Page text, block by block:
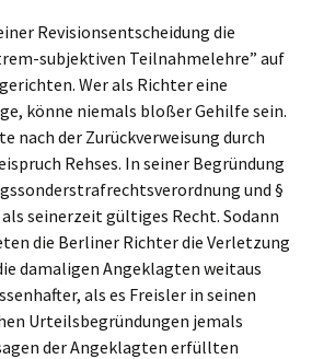
Revisi­ons­ent­schei­dung die
subjek­ti­ven Teilnah­me­leh­re” auf
Wer als Richter eine
könne niemals bloßer Gehil­fe sein.
nach der Zurück­ver­wei­sung durch
Rehses. In seiner Begrün­dung
und §
seiner­zeit gülti­ges Recht. Sodann
die Berli­ner Richter die Verlet­zung
damali­gen Angeklag­ten weitaus
als es Freis­ler in seinen
Urteils­be­grün­dun­gen jemals
der Angeklag­ten erfüll­ten